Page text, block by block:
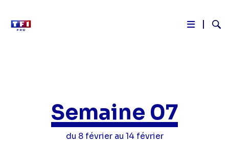
Semaine 07
du 8 février au 14 février